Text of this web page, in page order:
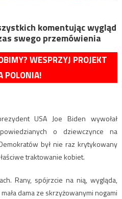
komentując wygląd
swego przemówienia
WESPRZYJ PROJEKT
POLONIA!
USA Joe Biden wywołał
o dziewczynce na
był nie raz krytykowany
traktowanie kobiet.
Rany, spójrzcie na nią, wygląda,
dama ze skrzyżowanymi nogami